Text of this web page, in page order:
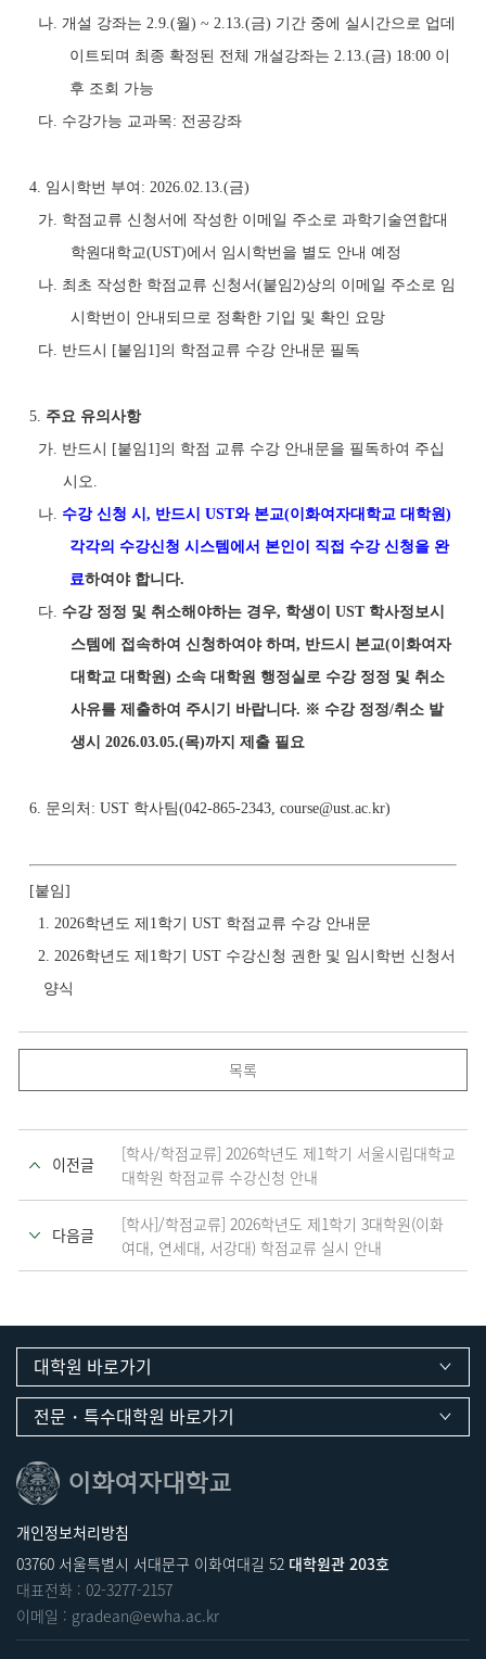
나. 개설 강좌는 2.9.(월) ~ 2.13.(금) 기간 중에 실시간으로 업데
이트되며 최종 확정된 전체 개설강좌는 2.13.(금) 18:00 이
후 조회 가능
다. 수강가능 교과목: 전공강좌
4. 임시학번 부여: 2026.02.13.(금)
가. 학점교류 신청서에 작성한 이메일 주소로 과학기술연합대
학원대학교(UST)에서 임시학번을 별도 안내 예정
나. 최초 작성한 학점교류 신청서(붙임2)상의 이메일 주소로 임
시학번이 안내되므로 정확한 기입 및 확인 요망
다. 반드시 [붙임1]의 학점교류 수강 안내문 필독
5. 주요 유의사항
가. 반드시 [붙임1]의 학점 교류 수강 안내문을 필독하여 주십
시오.
나. 수강 신청 시, 반드시 UST와 본교(이화여자대학교 대학원)
각각의 수강신청 시스템에서 본인이 직접 수강 신청을 완
료하여야 합니다.
다. 수강 정정 및 취소해야하는 경우, 학생이 UST 학사정보시
스템에 접속하여 신청하여야 하며, 반드시 본교(이화여자
대학교 대학원) 소속 대학원 행정실로 수강 정정 및 취소
사유를 제출하여 주시기 바랍니다. ※ 수강 정정/취소 발
생시 2026.03.05.(목)까지 제출 필요
6. 문의처: UST 학사팀(042-865-2343, course@ust.ac.kr)
[붙임]
1. 2026학년도 제1학기 UST 학점교류 수강 안내문
2. 2026학년도 제1학기 UST 수강신청 권한 및 임시학번 신청서
양식
목록
이전글
[학사/학점교류] 2026학년도 제1학기 서울시립대학교
대학원 학점교류 수강신청 안내
다음글
[학사]/학점교류] 2026학년도 제1학기 3대학원(이화
여대, 연세대, 서강대) 학점교류 실시 안내
대학원 바로가기
전문・특수대학원 바로가기
개인정보처리방침
03760 서울특별시 서대문구 이화여대길 52 대학원관 203호
대표전화 : 02-3277-2157
이메일 : gradean@ewha.ac.kr